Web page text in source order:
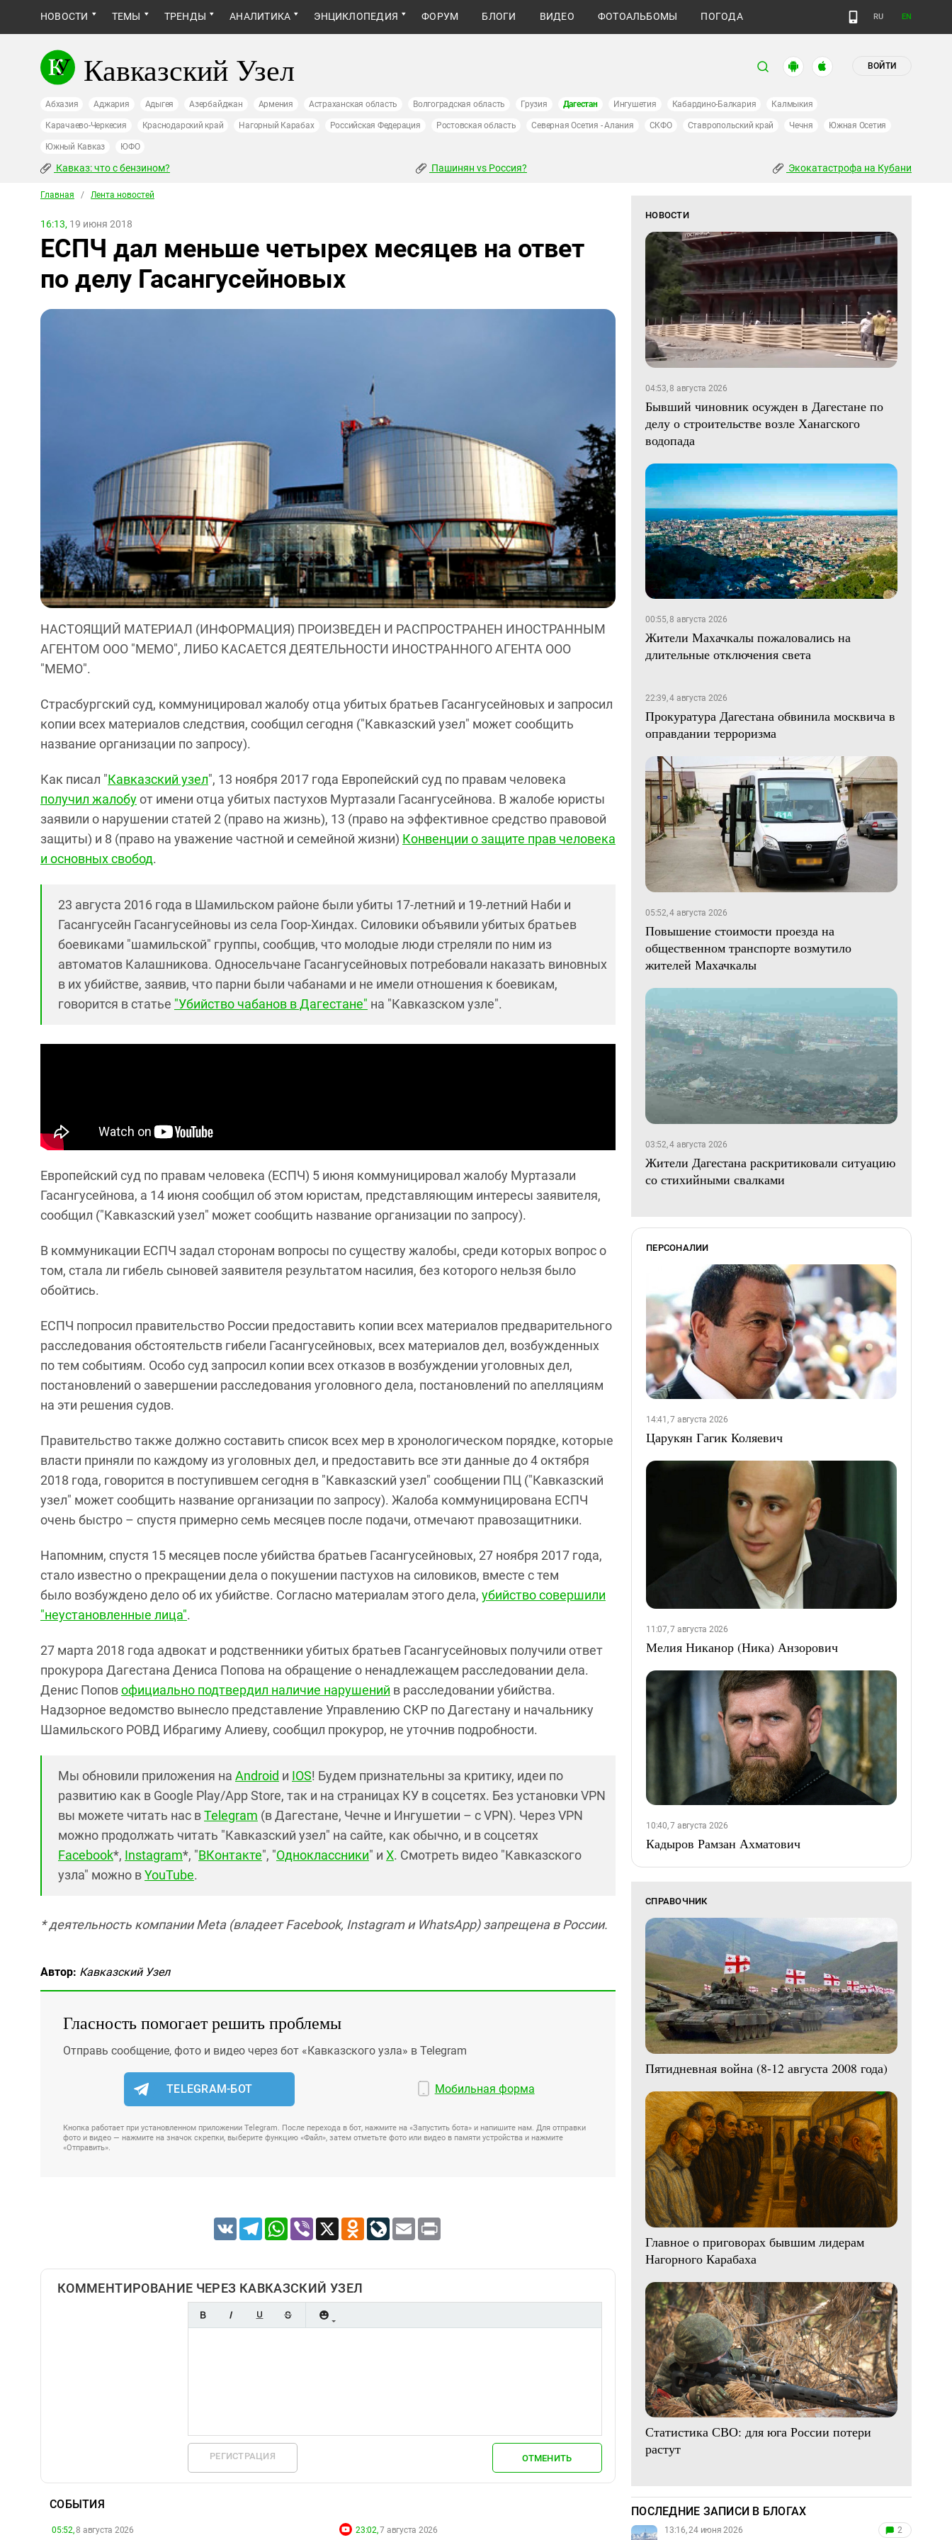
НОВОСТИ ТЕМЫ ТРЕНДЫ АНАЛИТИКА ЭНЦИКЛОПЕДИЯ ФОРУМ БЛОГИ ВИДЕО ФОТОАЛЬБОМЫ ПОГОДА RU EN
Кавказский Узел ВОЙТИ
Абхазия Аджария Адыгея Азербайджан Армения Астраханская область Волгоградская область Грузия Дагестан Ингушетия Кабардино-Балкария Калмыкия
Карачаево-Черкесия Краснодарский край Нагорный Карабах Российская Федерация Ростовская область Северная Осетия - Алания СКФО Ставропольский край Чечня Южная Осетия
Южный Кавказ ЮФО
Кавказ: что с бензином? Пашинян vs Россия? Экокатастрофа на Кубани
Главная / Лента новостей
16:13, 19 июня 2018
ЕСПЧ дал меньше четырех месяцев на ответ
по делу Гасангусейновых
НАСТОЯЩИЙ МАТЕРИАЛ (ИНФОРМАЦИЯ) ПРОИЗВЕДЕН И РАСПРОСТРАНЕН ИНОСТРАННЫМ
АГЕНТОМ ООО "МЕМО", ЛИБО КАСАЕТСЯ ДЕЯТЕЛЬНОСТИ ИНОСТРАННОГО АГЕНТА ООО
"МЕМО".
Страсбургский суд, коммуницировал жалобу отца убитых братьев Гасангусейновых и запросил
копии всех материалов следствия, сообщил сегодня ("Кавказский узел" может сообщить
название организации по запросу).
Как писал "Кавказский узел", 13 ноября 2017 года Европейский суд по правам человека
получил жалобуот имени отца убитых пастухов Муртазали Гасангусейнова. В жалобе юристы
заявили о нарушении статей 2 (право на жизнь), 13 (право на эффективное средство правовой
защиты) и 8 (право на уважение частной и семейной жизни) Конвенции о защите прав человека
и основных свобод.
23 августа 2016 года в Шамильском районе были убиты 17-летний и 19-летний Наби и
Гасангусейн Гасангусейновы из села Гоор-Хиндах. Силовики объявили убитых братьев
боевиками "шамильской" группы, сообщив, что молодые люди стреляли по ним из
автоматов Калашникова. Односельчане Гасангусейновых потребовали наказать виновных
в их убийстве, заявив, что парни были чабанами и не имели отношения к боевикам,
говорится в статье "Убийство чабанов в Дагестане" на "Кавказском узле".
Европейский суд по правам человека (ЕСПЧ) 5 июня коммуницировал жалобу Муртазали
Гасангусейнова, а 14 июня сообщил об этом юристам, представляющим интересы заявителя,
сообщил ("Кавказский узел" может сообщить название организации по запросу).
В коммуникации ЕСПЧ задал сторонам вопросы по существу жалобы, среди которых вопрос о
том, стала ли гибель сыновей заявителя результатом насилия, без которого нельзя было
обойтись.
ЕСПЧ попросил правительство России предоставить копии всех материалов предварительного
расследования обстоятельств гибели Гасангусейновых, всех материалов дел, возбужденных
по тем событиям. Особо суд запросил копии всех отказов в возбуждении уголовных дел,
постановлений о завершении расследования уголовного дела, постановлений по апелляциям
на эти решения судов.
Правительство также должно составить список всех мер в хронологическом порядке, которые
власти приняли по каждому из уголовных дел, и предоставить все эти данные до 4 октября
2018 года, говорится в поступившем сегодня в "Кавказский узел" сообщении ПЦ ("Кавказский
узел" может сообщить название организации по запросу). Жалоба коммуницирована ЕСПЧ
очень быстро – спустя примерно семь месяцев после подачи, отмечают правозащитники.
Напомним, спустя 15 месяцев после убийства братьев Гасангусейновых, 27 ноября 2017 года,
стало известно о прекращении дела о покушении пастухов на силовиков, вместе с тем
было возбуждено дело об их убийстве. Согласно материалам этого дела, убийство совершили
"неустановленные лица".
27 марта 2018 года адвокат и родственники убитых братьев Гасангусейновых получили ответ
прокурора Дагестана Дениса Попова на обращение о ненадлежащем расследовании дела.
Денис Поповофициально подтвердил наличие нарушений в расследовании убийства.
Надзорное ведомство вынесло представление Управлению СКР по Дагестану и начальнику
Шамильского РОВД Ибрагиму Алиеву, сообщил прокурор, не уточнив подробности.
Мы обновили приложения на Android и IOS! Будем признательны за критику, идеи по
развитию как в Google Play/App Store, так и на страницах КУ в соцсетях. Без установки VPN
вы можете читать нас вTelegram (в Дагестане, Чечне и Ингушетии – с VPN). Через VPN
можно продолжать читать "Кавказский узел" на сайте, как обычно, и в соцсетях
Facebook*, Instagram*, "ВКонтакте", "Одноклассники" и X. Смотреть видео "Кавказского
узла" можно вYouTube.
* деятельность компании Meta (владеет Facebook, Instagram и WhatsApp) запрещена в России.
Автор: Кавказский Узел
Гласность помогает решить проблемы
Отправь сообщение, фото и видео через бот «Кавказского узла» в Telegram
TELEGRAM-БОТ Мобильная форма
Кнопка работает при установленном приложении Telegram. После перехода в бот, нажмите на «Запустить бота» и напишите нам. Для отправки
фото и видео — нажмите на значок скрепки, выберите функцию «Файл», затем отметьте фото или видео в памяти устройства и нажмите
«Отправить».
VK TelegramWhatsApp
Viber X Odnoklassniki
LiveJournal
Email
КОММЕНТИРОВАНИЕ ЧЕРЕЗ КАВКАЗСКИЙ УЗЕЛ
РЕГИСТРАЦИЯ ОТМЕНИТЬ
СОБЫТИЯ
05:52,8 августа 2026 23:02,7 августа 2026
НОВОСТИ
04:53, 8 августа 2026
Бывший чиновник осужден в Дагестане по
делу о строительстве возле Ханагского
водопада
00:55, 8 августа 2026
Жители Махачкалы пожаловались на
длительные отключения света
22:39, 4 августа 2026
Прокуратура Дагестана обвинила москвича в
оправдании терроризма
05:52, 4 августа 2026
Повышение стоимости проезда на
общественном транспорте возмутило
жителей Махачкалы
03:52, 4 августа 2026
Жители Дагестана раскритиковали ситуацию
со стихийными свалками
ПЕРСОНАЛИИ
14:41, 7 августа 2026
Царукян Гагик Коляевич
11:07, 7 августа 2026
Мелия Никанор (Ника) Анзорович
10:40, 7 августа 2026
Кадыров Рамзан Ахматович
СПРАВОЧНИК
Пятидневная война (8-12 августа 2008 года)
Главное о приговорах бывшим лидерам
Нагорного Карабаха
Статистика СВО: для юга России потери
растут
ПОСЛЕДНИЕ ЗАПИСИ В БЛОГАХ
13:16, 24 июня 2026 2